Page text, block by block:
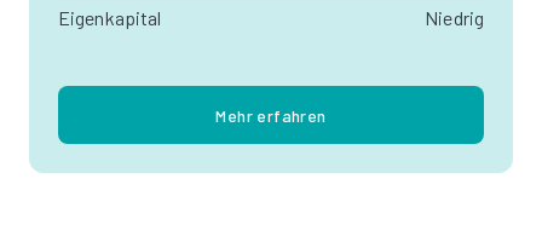
Eigenkapital Niedrig
Mehr erfahren